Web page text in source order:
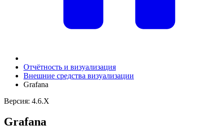
Отчётность и визуализация
Внешние средства визуализации
Grafana
Версия: 4.6.X
Grafana